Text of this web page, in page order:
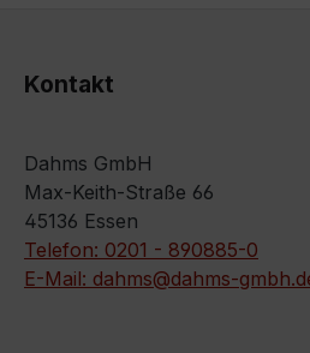
Kontakt
Dahms GmbH
Max-Keith-Straße 66
45136 Essen
Telefon: 0201 - 890885-0
E-Mail: dahms@dahms-